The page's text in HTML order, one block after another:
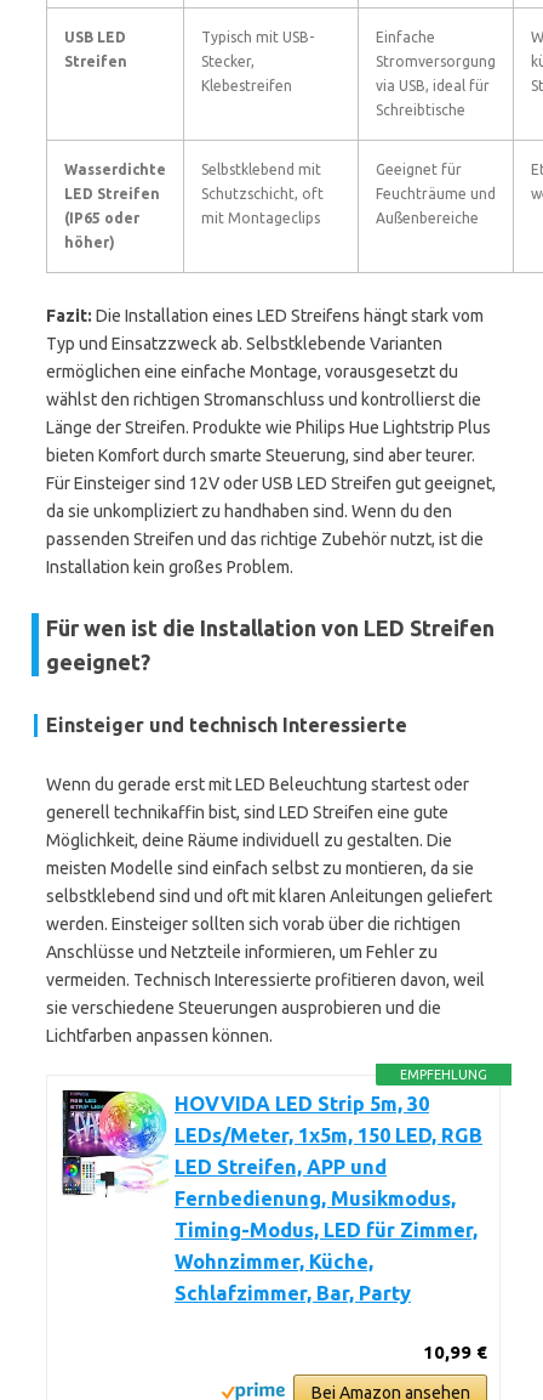
USB LED
Streifen
Typisch mit USB-
Stecker,
Klebestreifen
Einfache
Stromversorgung
via USB, ideal für
Schreibtische
Wasserdichte
LED Streifen
(IP65 oder
höher)
Selbstklebend mit
Schutzschicht, oft
mit Montageclips
Geeignet für
Feuchträume und
Außenbereiche
Fazit: Die Installation eines LED Streifens hängt stark vom
Typ und Einsatzzweck ab. Selbstklebende Varianten
ermöglichen eine einfache Montage, vorausgesetzt du
wählst den richtigen Stromanschluss und kontrollierst die
Länge der Streifen. Produkte wie Philips Hue Lightstrip Plus
bieten Komfort durch smarte Steuerung, sind aber teurer.
Für Einsteiger sind 12V oder USB LED Streifen gut geeignet,
da sie unkompliziert zu handhaben sind. Wenn du den
passenden Streifen und das richtige Zubehör nutzt, ist die
Installation kein großes Problem.
Für wen ist die Installation von LED Streifen
geeignet?
Einsteiger und technisch Interessierte
Wenn du gerade erst mit LED Beleuchtung startest oder
generell technikaffin bist, sind LED Streifen eine gute
Möglichkeit, deine Räume individuell zu gestalten. Die
meisten Modelle sind einfach selbst zu montieren, da sie
selbstklebend sind und oft mit klaren Anleitungen geliefert
werden. Einsteiger sollten sich vorab über die richtigen
Anschlüsse und Netzteile informieren, um Fehler zu
vermeiden. Technisch Interessierte profitieren davon, weil
sie verschiedene Steuerungen ausprobieren und die
Lichtfarben anpassen können.
EMPFEHLUNG
HOVVIDA LED Strip 5m, 30
LEDs/Meter, 1x5m, 150 LED, RGB
LED Streifen, APP und
Fernbedienung, Musikmodus,
Timing-Modus, LED für Zimmer,
Wohnzimmer, Küche,
Schlafzimmer, Bar, Party
10,99 €
Bei Amazon ansehen